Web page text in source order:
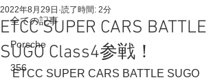
全ての記事
Porsche
356
ETCC SUPER CARS BATTLE
SUGO Class4参戦！
2022年8月29日 読了時間: 2分
ETCC SUPER CARS BATTLE SUGO